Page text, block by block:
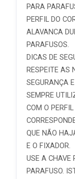
PARA
PERFIL DO
ALAVANCA
PARAFUSOS.
DICAS DE
RESPEITE AS
SEGURANÇA
SEMPRE
COM O
QUE NÃO
E O FIXADOR.
USE A CHAVE
PARAFUSO.